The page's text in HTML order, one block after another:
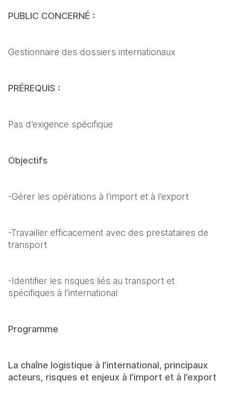
PUBLIC CONCERNÉ :
Gestionnaire des dossiers internationaux
PRÉREQUIS :
Pas d’exigence spécifique
Objectifs
-Gérer les opérations à l’import et à l’export
-Travailler efficacement avec des prestataires de
transport
-Identifier les risques liés au transport et
spécifiques à l’international
Programme
La chaîne logistique à l’international, principaux
acteurs, risques et enjeux à l’import et à l’export